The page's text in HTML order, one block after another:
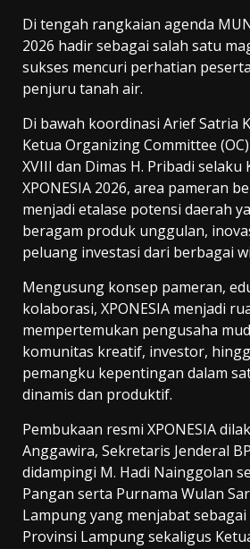
Di tengah rangkaian agenda
2026 hadir sebagai salah satu
sukses mencuri perhatian
penjuru tanah air.
Di bawah koordinasi Arief Satria
Ketua Organizing Committee
XVIII dan Dimas H. Pribadi
XPONESIA 2026, area pameran
menjadi etalase potensi daerah
beragam produk unggulan,
peluang investasi dari berbagai
Mengusung konsep pameran,
kolaborasi, XPONESIA menjadi
mempertemukan pengusaha
komunitas kreatif, investor,
pemangku kepentingan dalam
dinamis dan produktif.
Pembukaan resmi XPONESIA
Anggawira, Sekretaris Jenderal
didampingi M. Hadi Nainggolan
Pangan serta Purnama Wulan
Lampung yang menjabat
Provinsi Lampung sekaligus